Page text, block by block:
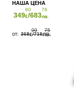
349
60
€/683
76
лв.
368
00
€/719
75
ЛВ.